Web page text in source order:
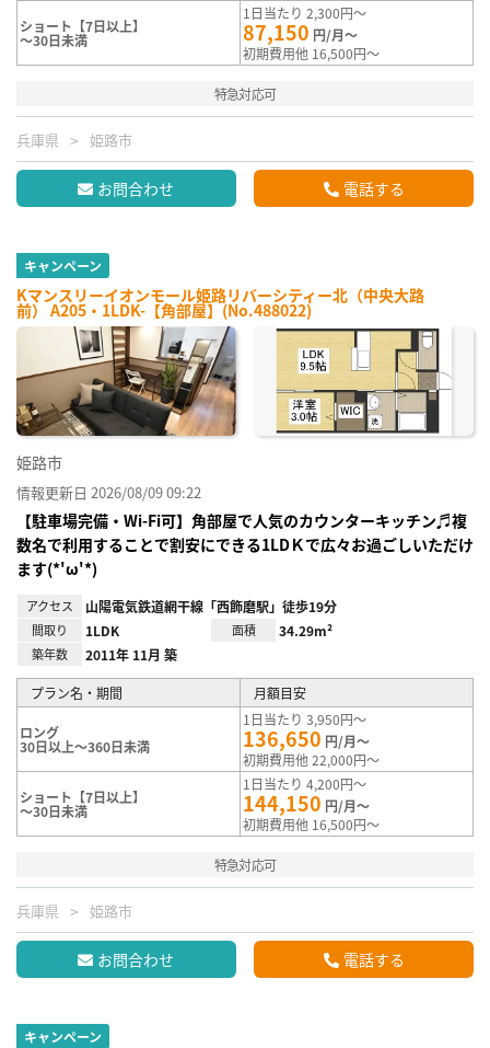
ショート【7日以上】
～30日未満
1日当たり 2,300円～
87,150 円/月～
初期費用他 16,500円～
特急対応可
兵庫県 姫路市
お問合わせ 電話する
キャンペーン
Kマンスリーイオンモール姫路リバーシティー北（中央大路
前） A205・1LDK-【角部屋】(No.488022)
姫路市
情報更新日 2026/08/09 09:22
【駐車場完備・Wi-Fi可】角部屋で人気のカウンターキッチン♬複
数名で利用することで割安にできる1LDＫで広々お過ごしいただけ
ます(*'ω'*)
アクセス 山陽電気鉄道網干線「西飾磨駅」徒歩19分
間取り 1LDK 面積 34.29m²
築年数 2011年 11月 築
プラン名・期間 月額目安
ロング
30日以上～360日未満
1日当たり 3,950円～
136,650 円/月～
初期費用他 22,000円～
ショート【7日以上】
～30日未満
1日当たり 4,200円～
144,150 円/月～
初期費用他 16,500円～
特急対応可
兵庫県 姫路市
お問合わせ 電話する
キャンペーン